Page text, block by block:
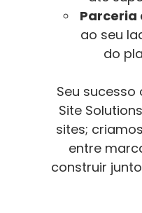
Parceria
ao seu
do
Seu sucesso
Site
sites;
entre
construir